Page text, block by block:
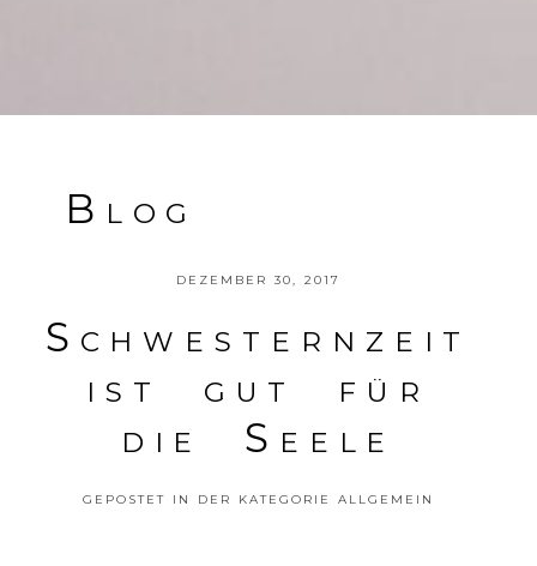
Blog
DEZEMBER 30, 2017
Schwesternzeit
ist gut für
die Seele
GEPOSTET IN DER KATEGORIE ALLGEMEIN